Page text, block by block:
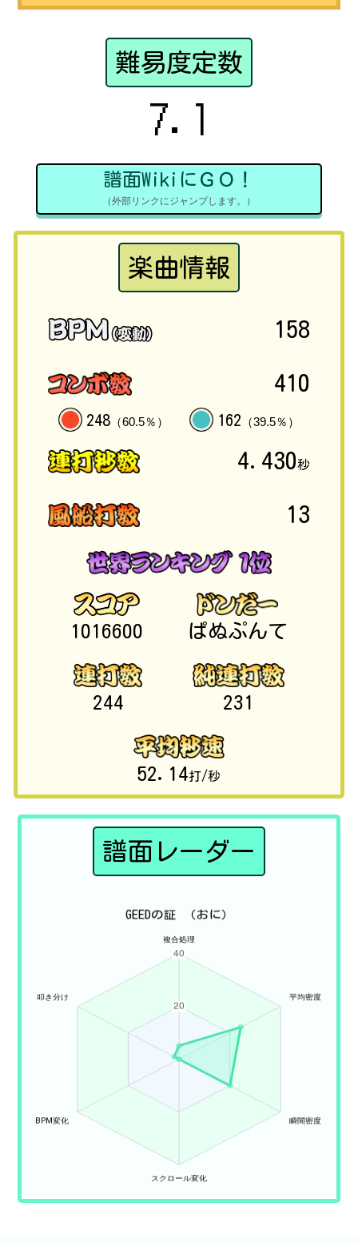
難易度定数
7.1
譜面WikiにＧＯ！
（外部リンクにジャンプします。）
楽曲情報
158
410
248 （60.5％） 162 （39.5％）
4.430秒
13
1016600 ぱぬぷんて
244 231
52.14打/秒
譜面レーダー